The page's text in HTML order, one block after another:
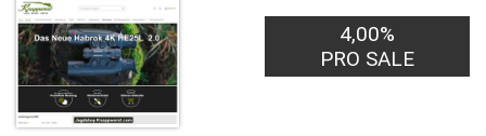
4,00%
PRO SALE